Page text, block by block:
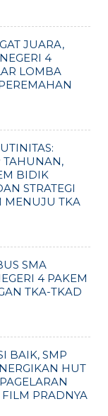
JUARA,
4
LOMBA
TAHUNAN,
BIDIK
STRATEGI
MENUJU TKA
SMA
4 PAKEM
TKA-TKAD
BAIK, SMP
HUT
PRADNYA